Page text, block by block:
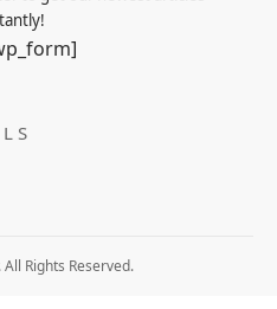
Rights Reserved.